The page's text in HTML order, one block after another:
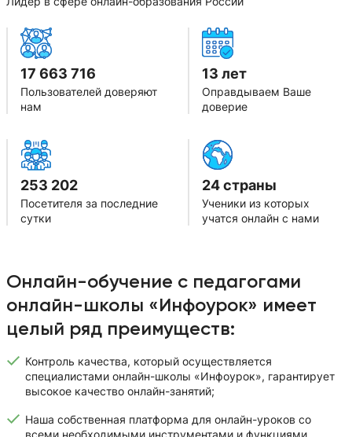
17 663 716
Пользователей доверяют
нам
13 лет
Оправдываем Ваше
доверие
253 202
Посетителя за последние
сутки
24 страны
Ученики из которых
учатся онлайн с нами
Онлайн-обучение с педагогами
онлайн-школы «Инфоурок» имеет
целый ряд преимуществ:
Контроль качества, который осуществляется
специалистами онлайн-школы «Инфоурок», гарантирует
высокое качество онлайн-занятий;
Наша собственная платформа для онлайн-уроков со
всеми необходимыми инструментами и функциями